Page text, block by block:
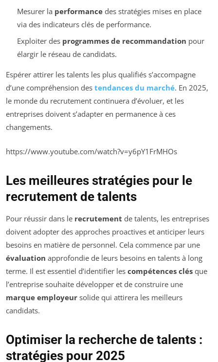
Mesurer la performancedes stratégies mises en place
via des indicateurs clés de performance.
Exploiter des programmes de recommandation pour
élargir le réseau de candidats.
Espérer attirer les talents les plus qualifiés s’accompagne
d’une compréhension des tendances du marché. En 2025,
le monde du recrutement continuera d’évoluer, et les
entreprises doivent s’adapter en permanence à ces
changements.
https://www.youtube.com/watch?v=y6pY1FrMHOs
Les meilleures stratégies pour le
recrutement de talents
Pour réussir dans le recrutement de talents, les entreprises
doivent adopter des approches proactives et anticiper leurs
besoins en matière de personnel. Cela commence par une
évaluation approfondie de leurs besoins en talents à long
terme. Il est essentiel d’identifier les compétences clés que
l’entreprise souhaite développer et de construire une
marque employeur solide qui attirera les meilleurs
candidats.
Optimiser la recherche de talents :
stratégies pour 2025